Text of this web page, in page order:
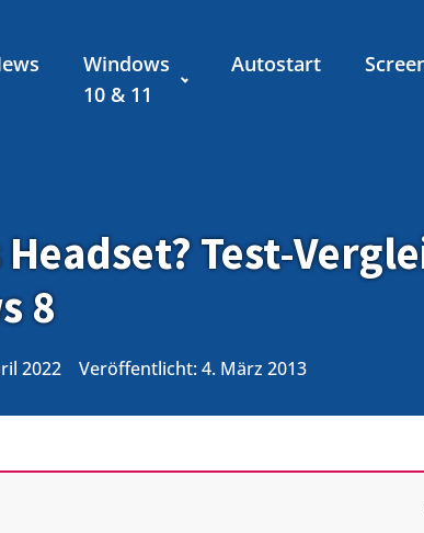
Windows
10 & 11
Autostart
Test-
8
2022 Veröffentlicht:4. März 2013